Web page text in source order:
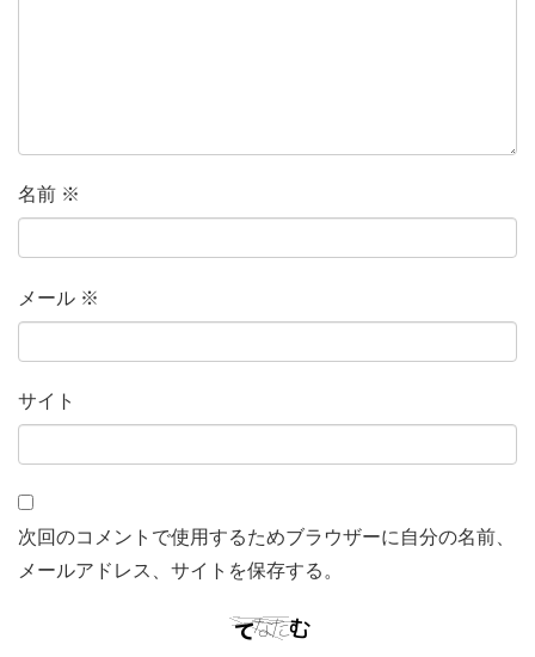
名前 ※
メール ※
サイト
次回のコメントで使用するためブラウザーに自分の名前、
メールアドレス、サイトを保存する。